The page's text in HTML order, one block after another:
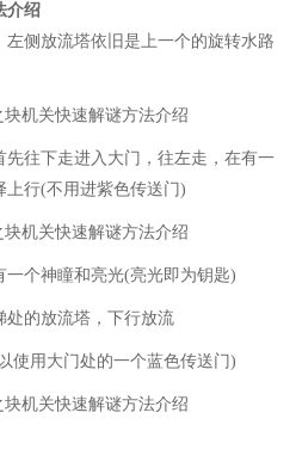
介绍
侧放流塔依旧是上一个的旋转水路
往下走进入大门，往左走，在有一
上行(不用进紫色传送门)
个神瞳和亮光(亮光即为钥匙)
处的放流塔，下行放流
使用大门处的一个蓝色传送门)